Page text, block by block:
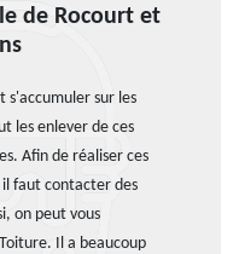
de Rocourt et
s'accumuler sur les
les enlever de ces
Afin de réaliser ces
faut contacter des
on peut vous
Il a beaucoup